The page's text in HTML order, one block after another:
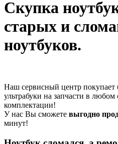
Скупка
старых и
ноутбуков.
Наш сервисный центр покупает
ультрабуки на запчасти в
комплектации!
У нас Вы сможете выгодно
минут!